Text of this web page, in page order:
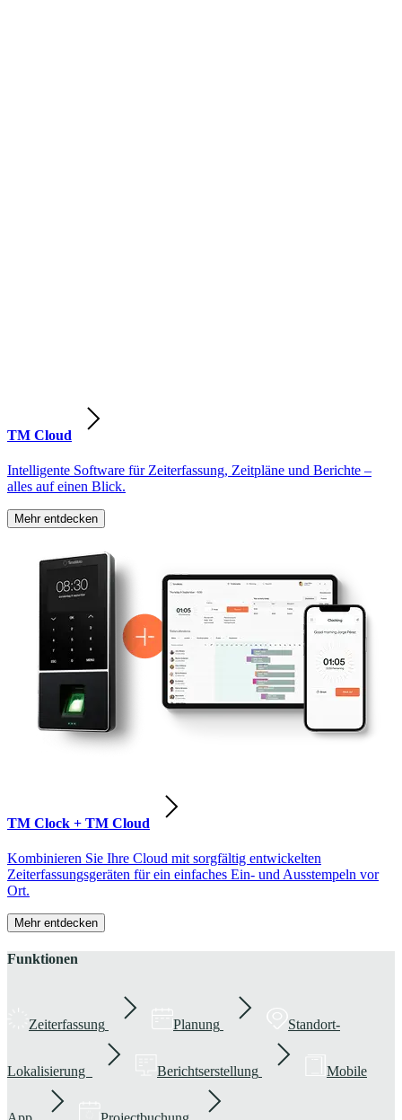
TM Cloud
Intelligente Software für Zeiterfassung, Zeitpläne und Berichte –
alles auf einen Blick.
Mehr entdecken
TM Clock + TM Cloud
Kombinieren Sie Ihre Cloud mit sorgfältig entwickelten
Zeiterfassungsgeräten für ein einfaches Ein- und Ausstempeln vor
Ort.
Mehr entdecken
Funktionen
Zeiterfassung Planung Standort-
Lokalisierung Berichtserstellung Mobile